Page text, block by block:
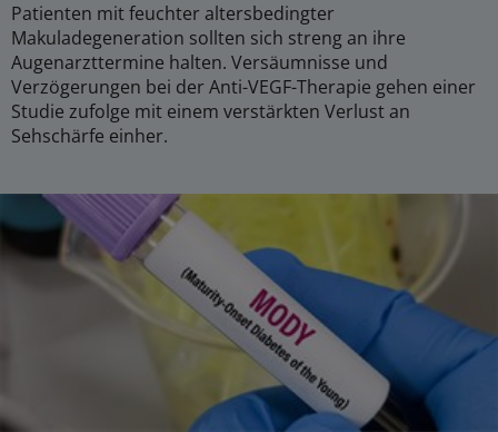
Patienten mit feuchter altersbedingter
Makuladegeneration sollten sich streng an ihre
Augenarzttermine halten. Versäumnisse und
Verzögerungen bei der Anti-VEGF-Therapie gehen einer
Studie zufolge mit einem verstärkten Verlust an
Sehschärfe einher.